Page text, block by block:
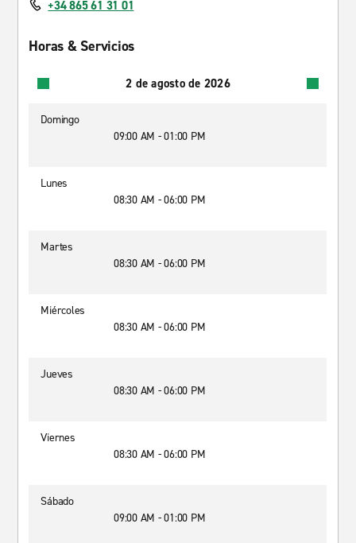
+34 865 61 31 01
Horas & Servicios
2 de agosto de 2026
Domingo
09:00 AM - 01:00 PM
Lunes
08:30 AM - 06:00 PM
Martes
08:30 AM - 06:00 PM
Miércoles
08:30 AM - 06:00 PM
Jueves
08:30 AM - 06:00 PM
Viernes
08:30 AM - 06:00 PM
Sábado
09:00 AM - 01:00 PM